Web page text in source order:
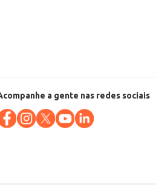
a gente nas redes sociais